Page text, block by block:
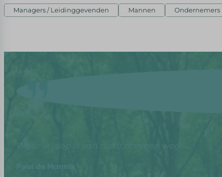
Managers / Leidinggevenden Mannen Ondernemers